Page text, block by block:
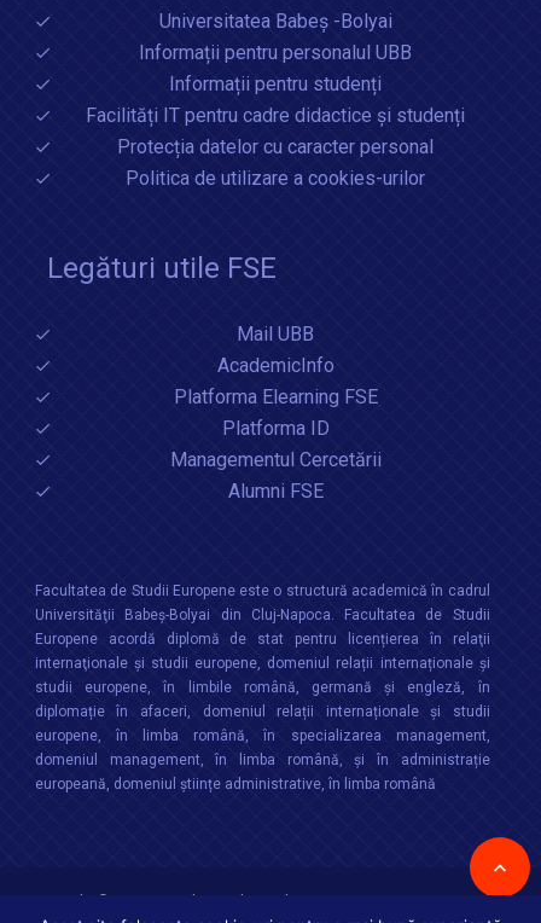
Universitatea Babeș -Bolyai
Informații pentru personalul UBB
Informații pentru studenți
Facilități IT pentru cadre didactice și studenți
Protecția datelor cu caracter personal
Politica de utilizare a cookies-urilor
Legături utile FSE
Mail UBB
AcademicInfo
Platforma Elearning FSE
Platforma ID
Managementul Cercetării
Alumni FSE
Facultatea de Studii Europene este o structură academică în cadrul
Universităţii Babeș-Bolyai din Cluj-Napoca. Facultatea de Studii
Europene acordă diplomă de stat pentru licențierea în relaţii
internaţionale şi studii europene, domeniul relații internaționale şi
studii europene, în limbile română, germană și engleză, în
diplomație în afaceri, domeniul relații internaționale și studii
europene, în limba română, în specializarea management,
domeniul management, în limba română, și în administrație
europeană, domeniul științe administrative, în limba română
Copyright © 2026 : Facultatea de Studii Europene
Universitatea Babes-